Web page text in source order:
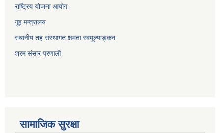
राष्ट्रिय योजना आयोग
गूह मन्त्रालय
स्थानीय तह संस्थागत क्षमता स्वमूल्याङ्कन
श्रम संसार प्रणाली
सामाजिक सुरक्षा